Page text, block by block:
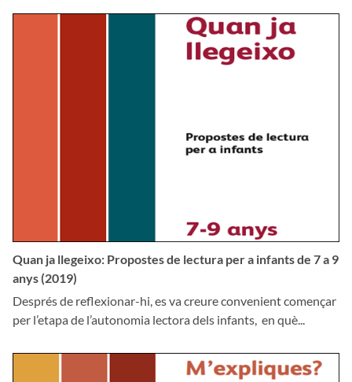
Quan ja llegeixo: Propostes de lectura per a infants de 7 a 9
anys (2019)
Després de reflexionar-hi, es va creure convenient començar
per l’etapa de l’autonomia lectora dels infants, en què...